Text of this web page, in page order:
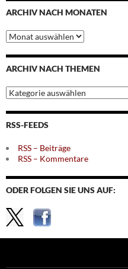
ARCHIV NACH MONATEN
Archiv
nach
Monaten
ARCHIV NACH THEMEN
Archiv
nach
Themen
RSS-FEEDS
RSS – Beiträge
RSS – Kommentare
ODER FOLGEN SIE UNS AUF: